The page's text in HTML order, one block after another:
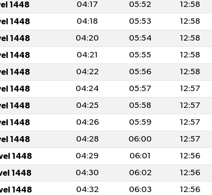
1448 04:17 05:52 12:58
1448 04:18 05:53 12:58
1448 04:20 05:54 12:58
1448 04:21 05:55 12:58
1448 04:22 05:56 12:58
1448 04:24 05:57 12:57
1448 04:25 05:58 12:57
1448 04:26 05:59 12:57
1448 04:28 06:00 12:57
1448 04:29 06:01 12:56
1448 04:30 06:02 12:56
1448 04:32 06:03 12:56